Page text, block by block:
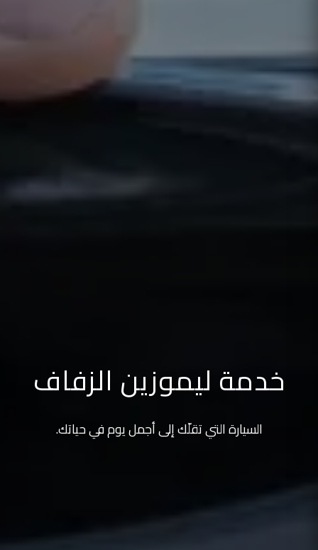
خدمة ليموزين الزفاف
السيارة التي تقلّك إلى أجمل يوم في حياتك.